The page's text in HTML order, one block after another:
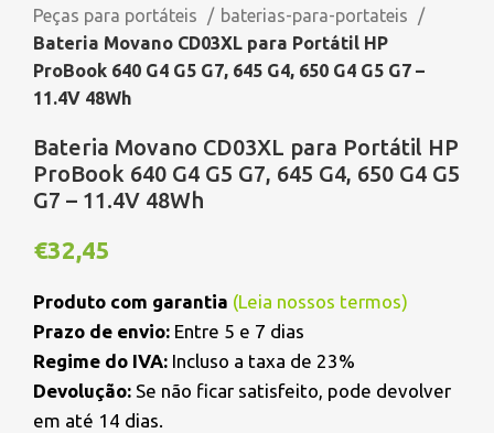
Peças para portáteis
baterias-para-portateis
Bateria Movano CD03XL para Portátil HP
ProBook 640 G4 G5 G7, 645 G4, 650 G4 G5 G7 –
11.4V 48Wh
Bateria Movano CD03XL para Portátil HP
ProBook 640 G4 G5 G7, 645 G4, 650 G4 G5
G7 – 11.4V 48Wh
€32,45
Produto com garantia (Leia nossos termos)
Prazo de envio: Entre 5 e 7 dias
Regime do IVA: Incluso a taxa de 23%
Devolução: Se não ficar satisfeito, pode devolver
em até 14 dias.